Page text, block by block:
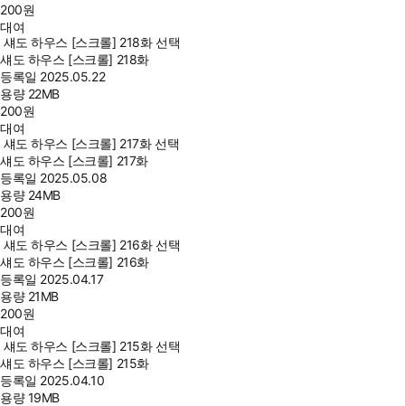
200원
대여
섀도 하우스 [스크롤] 218화 선택
섀도 하우스 [스크롤] 218화
등록일 2025.05.22
용량 22MB
200원
대여
섀도 하우스 [스크롤] 217화 선택
섀도 하우스 [스크롤] 217화
등록일 2025.05.08
용량 24MB
200원
대여
섀도 하우스 [스크롤] 216화 선택
섀도 하우스 [스크롤] 216화
등록일 2025.04.17
용량 21MB
200원
대여
섀도 하우스 [스크롤] 215화 선택
섀도 하우스 [스크롤] 215화
등록일 2025.04.10
용량19MB